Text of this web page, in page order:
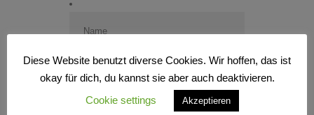
Diese Website benutzt diverse Cookies. Wir hoffen, das ist
okay für dich, du kannst sie aber auch deaktivieren.
Cookie settings
Akzeptieren